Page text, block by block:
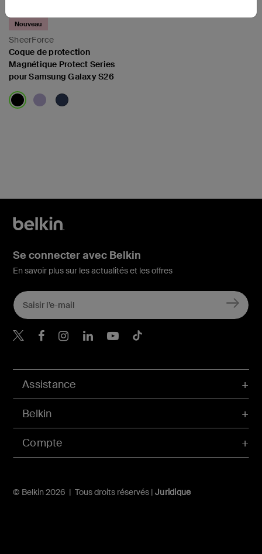
SheerForce
Nouveau
Coque de protection
Magnétique Protect Series
pour Samsung Galaxy S26
Compte
Assistance
Belkin
© Belkin 2026 | Tous droits réservés | Juridique
Se connecter avec Belkin
En savoir plus sur les actualités et les offres
Belkin Twitter
Belkin Facebook
Belkin Instagram
Belkin LinkedIn
Belkin Youtube
Belkin TikTok